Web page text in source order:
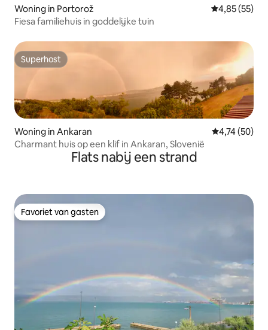
Woning in Portorož Gemiddelde
4,85 (55)
Fiesa familiehuis in goddelijke tuin
Superhost
Superhost
Woning in Ankaran Gemiddelde
4,74 (50)
Charmant huis op een klif in Ankaran, Slovenië
Flats nabij een strand
Favoriet van gasten
Favoriet van gasten